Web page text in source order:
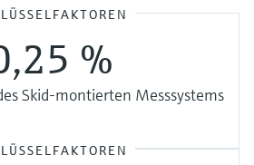
%
Skid-montierten Messsystems